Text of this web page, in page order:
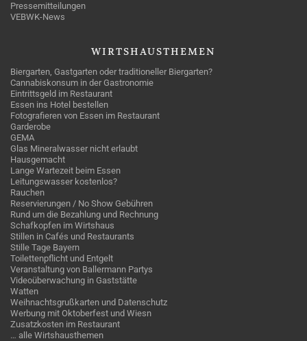
Pressemitteilungen
VEBWK-News
WIRTSHAUSTHEMEN
Biergarten, Gastgarten oder traditioneller Biergarten?
Cannabiskonsum in der Gastronomie
Eintrittsgeld im Restaurant
Essen ins Hotel bestellen
Fotografieren von Essen im Restaurant
Garderobe
GEMA
Glas Mineralwasser nicht erlaubt
Hausgemacht
Lange Wartezeit beim Essen
Leitungswasser kostenlos?
Rauchen
Reservierungen / No Show Gebühren
Rund um die Bezahlung und Rechnung
Schafkopfen im Wirtshaus
Stillen in Cafés und Restaurants
Stille Tage Bayern
Toilettenpflicht und Entgelt
Veranstaltung von Ballermann Partys
Videoüberwachung in Gaststätte
Watten
Weihnachtsgrußkarten und Datenschutz
Werbung mit Oktoberfest und Wiesn
Zusatzkosten im Restaurant
… alle Wirtshausthemen